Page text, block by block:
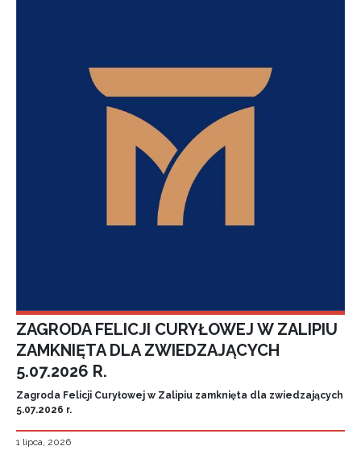
ZAGRODA FELICJI CURYŁOWEJ W ZALIPIU
ZAMKNIĘTA DLA ZWIEDZAJĄCYCH
5.07.2026 R.
Zagroda Felicji Curyłowej w Zalipiu zamknięta dla zwiedzających
5.07.2026 r.
1 lipca, 2026